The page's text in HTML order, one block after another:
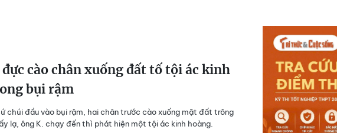
cào chân xuống đất tố tội ác kinh
bụi rậm
chúi đầu vào bụi rậm, hai chân trước cào xuống mặt đất trông
lạ, ông K. chạy đến thì phát hiện một tội ác kinh hoàng.